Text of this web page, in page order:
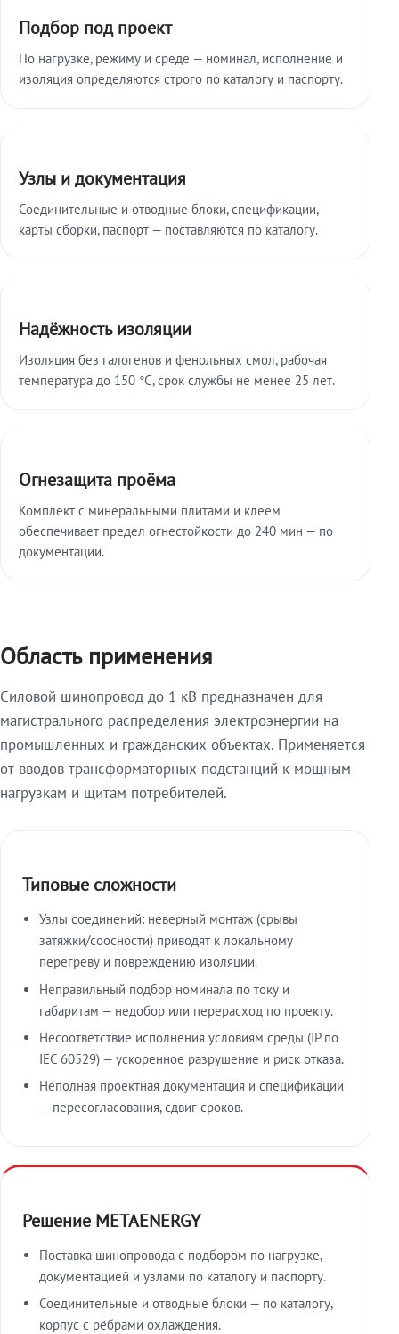
Подбор под проект
По нагрузке, режиму и среде — номинал, исполнение и
изоляция определяются строго по каталогу и паспорту.
Узлы и документация
Соединительные и отводные блоки, спецификации,
карты сборки, паспорт — поставляются по каталогу.
Надёжность изоляции
Изоляция без галогенов и фенольных смол, рабочая
температура до 150 °C, срок службы не менее 25 лет.
Огнезащита проёма
Комплект с минеральными плитами и клеем
обеспечивает предел огнестойкости до 240 мин — по
документации.
Область применения
Силовой шинопровод до 1 кВ предназначен для
магистрального распределения электроэнергии на
промышленных и гражданских объектах. Применяется
от вводов трансформаторных подстанций к мощным
нагрузкам и щитам потребителей.
Типовые сложности
Узлы соединений: неверный монтаж (срывы
затяжки/соосности) приводят к локальному
перегреву и повреждению изоляции.
Неправильный подбор номинала по току и
габаритам — недобор или перерасход по проекту.
Несоответствие исполнения условиям среды (IP по
IEC 60529) — ускоренное разрушение и риск отказа.
Неполная проектная документация и спецификации
— пересогласования, сдвиг сроков.
Решение METAENERGY
Поставка шинопровода с подбором по нагрузке,
документацией и узлами по каталогу и паспорту.
Соединительные и отводные блоки — по каталогу,
корпус с рёбрами охлаждения.